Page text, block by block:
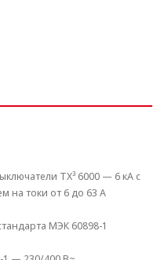
TX³ 6000 — 6 кА с
на токи от 6 до 63 А
МЭК 60898-1